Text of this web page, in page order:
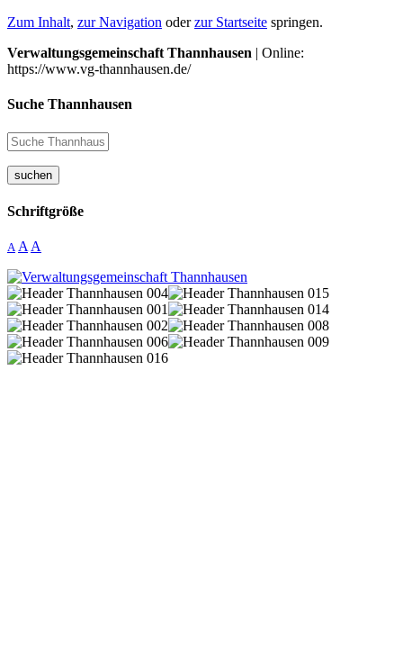
Zum Inhalt, zur Navigation oderzur Startseite springen.
Verwaltungsgemeinschaft Thannhausen | Online:
https://www.vg-thannhausen.de/
Suche Thannhausen
suchen
Schriftgröße
A A A